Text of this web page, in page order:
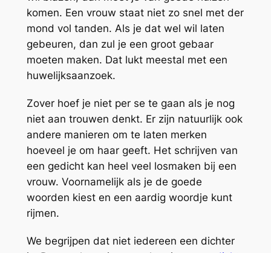
komen. Een vrouw staat niet zo snel met der
mond vol tanden. Als je dat wel wil laten
gebeuren, dan zul je een groot gebaar
moeten maken. Dat lukt meestal met een
huwelijksaanzoek.
Zover hoef je niet per se te gaan als je nog
niet aan trouwen denkt. Er zijn natuurlijk ook
andere manieren om te laten merken
hoeveel je om haar geeft. Het schrijven van
een gedicht kan heel veel losmaken bij een
vrouw. Voornamelijk als je de goede
woorden kiest en een aardig woordje kunt
rijmen.
We begrijpen dat niet iedereen een dichter